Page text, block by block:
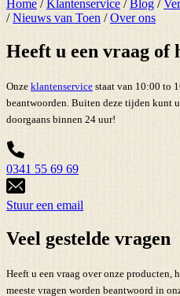
Home /Klantenservice /Blog /
/Nieuws van Toen /Over ons
Heeft u een vraag of
Onze klantenservice staat van 10:00 to
beantwoorden. Buiten deze tijden kunt
doorgaans binnen 24 uur!
0341 55 69 69
Stuur een email
Veel gestelde vragen
Heeft u een vraag over onze producten,
meeste vragen worden beantwoord in